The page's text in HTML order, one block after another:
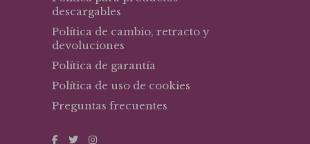
descargables
Política de cambio, retracto y
devoluciones
Política de garantía
Política de uso de cookies
Preguntas frecuentes